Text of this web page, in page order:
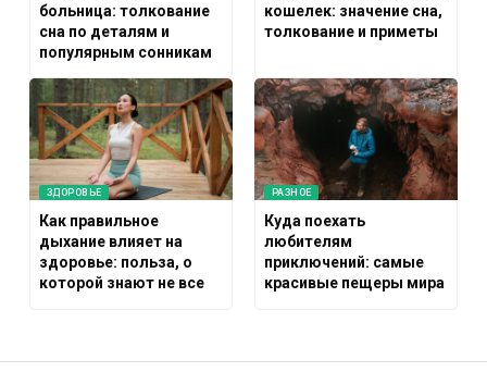
больница: толкование
сна по деталям и
популярным сонникам
кошелек: значение сна,
толкование и приметы
ЗДОРОВЬЕ
Как правильное
дыхание влияет на
здоровье: польза, о
которой знают не все
РАЗНОЕ
Куда поехать
любителям
приключений: самые
красивые пещеры мира